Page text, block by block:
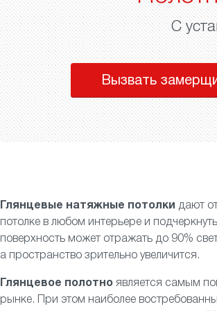
С
Вызвать
Глянцевые натяжные потолки дают
потолке в любом интерьере и
поверхность может отражать до 90%
а пространство зрительно увеличится.
Глянцевое полотно является самым
рынке. При этом наиболее